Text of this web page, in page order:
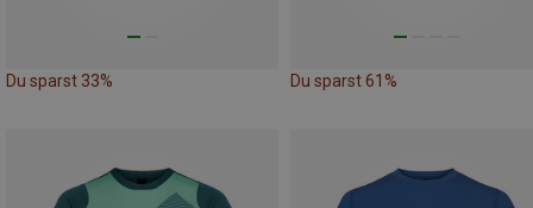
Du sparst 33% Du sparst 61%